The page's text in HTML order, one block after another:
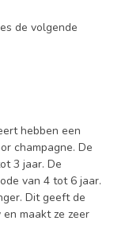
de volgende
hebben een
champagne. De
3 jaar. De
van 4 tot 6 jaar.
Dit geeft de
maakt ze zeer